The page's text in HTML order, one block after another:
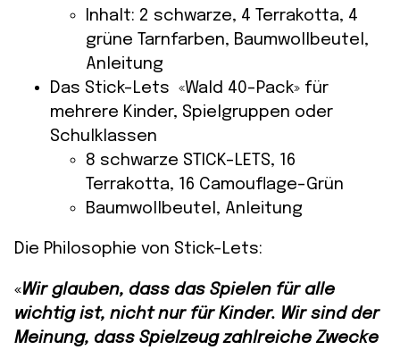
Inhalt: 2 schwarze, 4 Terrakotta, 4
grüne Tarnfarben, Baumwollbeutel,
Anleitung
Das Stick-Lets «Wald 40-Pack» für
mehrere Kinder, Spielgruppen oder
Schulklassen
8 schwarze STICK-LETS, 16
Terrakotta, 16 Camouflage-Grün
Baumwollbeutel, Anleitung
Die Philosophie von Stick-Lets:
«Wir glauben, dass das Spielen für alle
wichtig ist, nicht nur für Kinder. Wir sind der
Meinung, dass Spielzeug zahlreiche Zwecke